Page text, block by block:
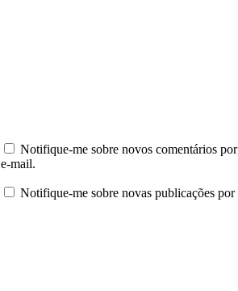
Notifique-me sobre novos comentários por
e-mail.
Notifique-me sobre novas publicações por